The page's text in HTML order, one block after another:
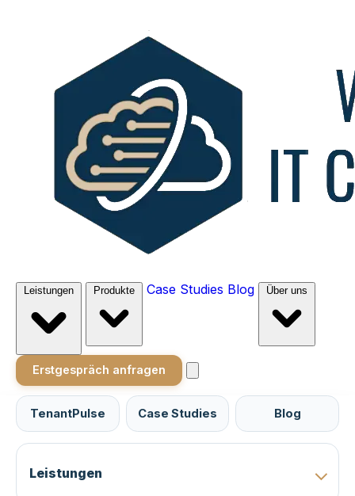
Case Studies Blog
Erstgespräch anfragen
TenantPulse Case Studies Blog
Leistungen